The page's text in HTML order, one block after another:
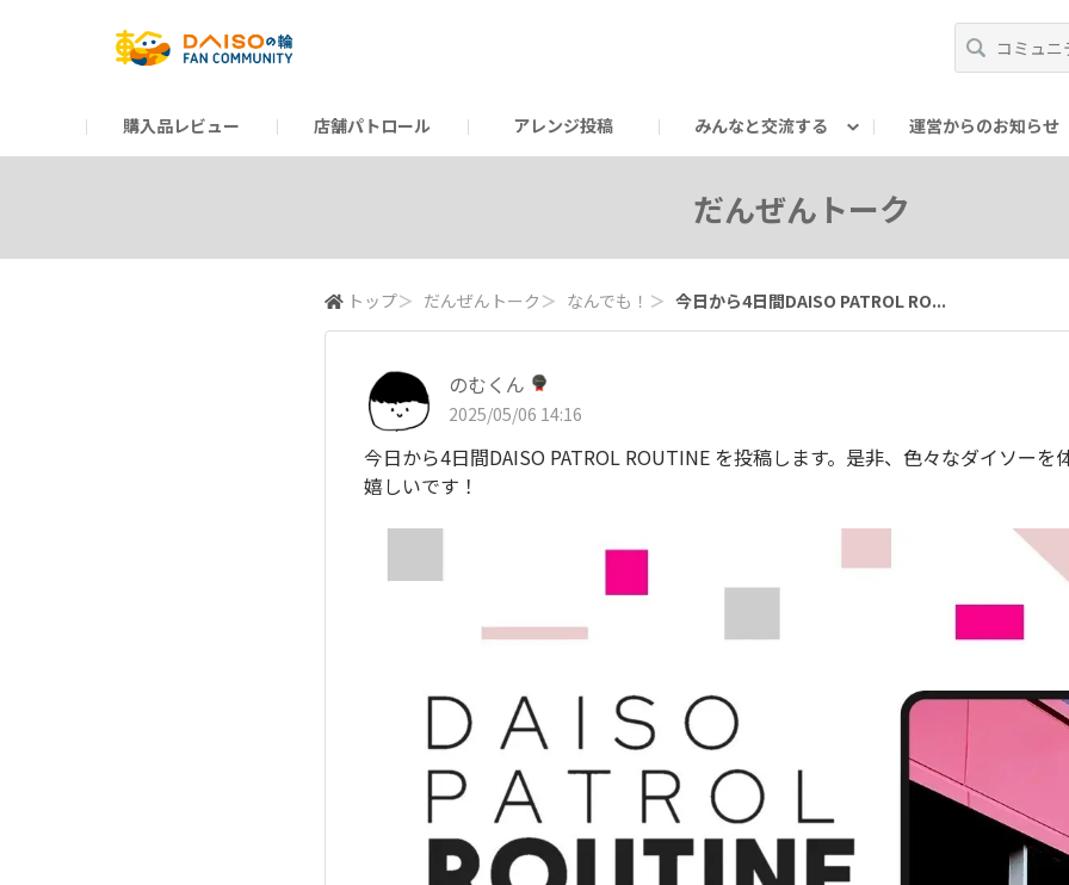
購入品レビュー 店舗パトロール アレンジ投稿 みんなと交流する 運営からのお知らせ
だんぜんトーク
トップ＞ だんぜんトーク ＞ なんでも！ ＞ 今日から4日間DAISO PATROL RO...
のむくん
2025/05/06 14:16
今日から4日間DAISO PATROL ROUTINE を投稿します。是非、色々なダイソーを
嬉しいです！